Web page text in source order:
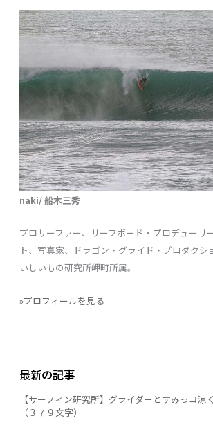
naki/ 船木三秀
プロサーファー、サーフボード・プロデューサ
ト、写真家、ドラゴン・グライド・プロダクシ
いしいもの研究所岬町所属。
»プロフィールを見る
最新の記事
【サーフィン研究所】グライダーとすみっコ涼
（３７９文字）